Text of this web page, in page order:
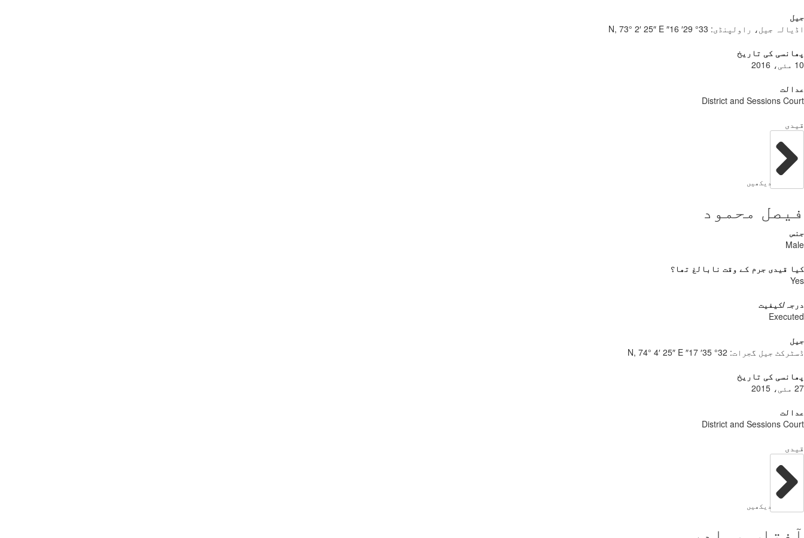
جیل
اڈیالہ جیل، راولپنڈی: 33° 29′ 16″ N, 73° 2′ 25″ E
پھانسی کی تاریخ
10 مئی، 2016
عدالت
District and Sessions Court
قیدی
دیکھیں
فیصل محمود
جنس
Male
کیا قیدی جرم کے وقت نابالغ تھا؟
Yes
درجہ/کیفیت
Executed
جیل
ڈسٹرکٹ جیل گجرات: 32° 35′ 17″ N, 74° 4′ 25″ E
پھانسی کی تاریخ
27 مئی، 2015
عدالت
District and Sessions Court
قیدی
دیکھیں